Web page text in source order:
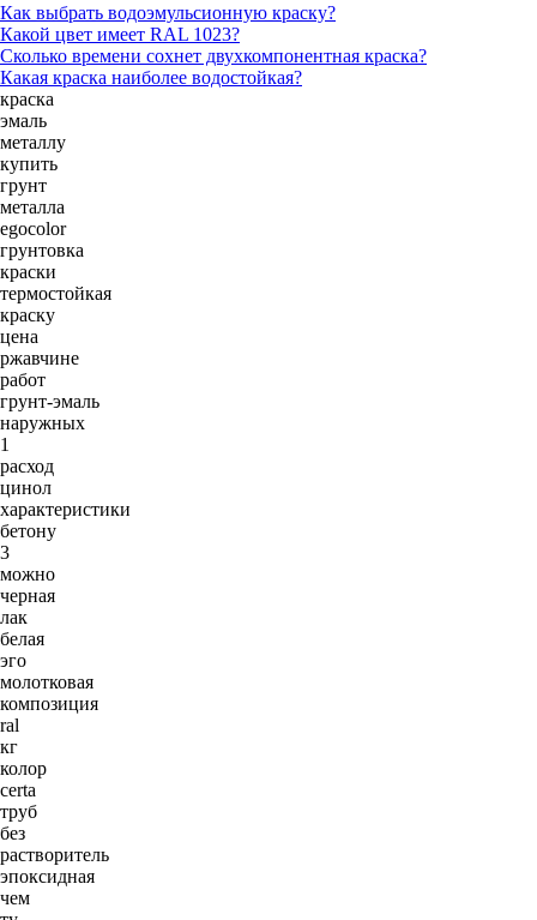
Как выбрать водоэмульсионную краску?
Какой цвет имеет RAL 1023?
Сколько времени сохнет двухкомпонентная краска?
Какая краска наиболее водостойкая?
краска
эмаль
металлу
купить
грунт
металла
egocolor
грунтовка
краски
термостойкая
краску
цена
ржавчине
работ
грунт-эмаль
наружных
1
расход
цинол
характеристики
бетону
3
можно
черная
лак
белая
эго
молотковая
композиция
ral
кг
колор
certa
труб
без
растворитель
эпоксидная
чем